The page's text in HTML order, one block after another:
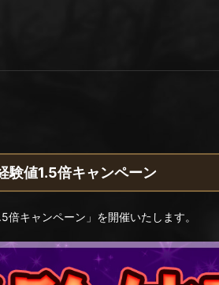
験値1.5倍キャンペーン
キャンペーン」を開催いたします。